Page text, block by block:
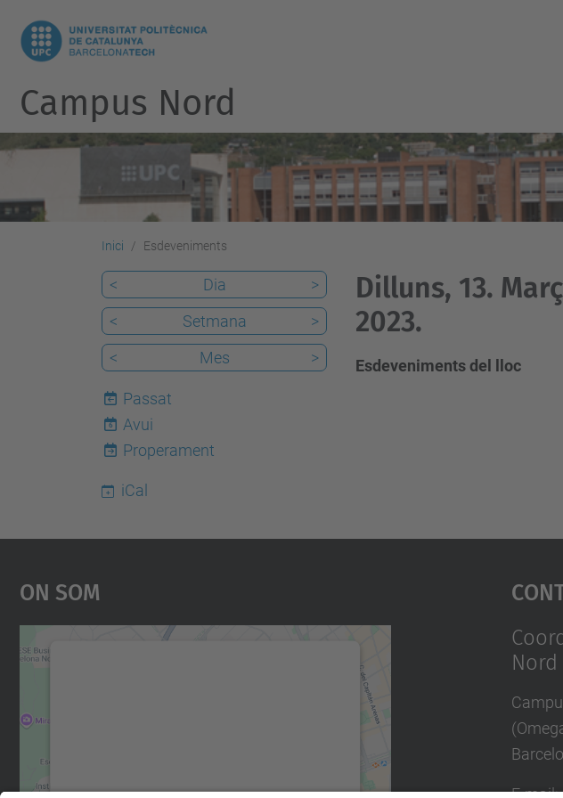
Campus Nord
Inici Esdeveniments
Dilluns, 13.
2023.
Esdeveniments del lloc
< Dia
>
<
Setmana
>
<
Mes >
Passat
6
Avui
Properament
iCal
On Som
Nord
E-mail: